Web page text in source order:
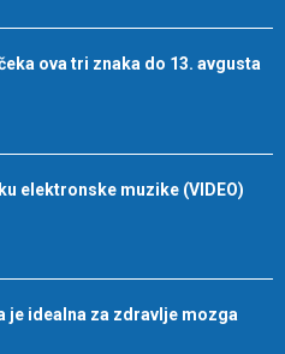
ova tri znaka do 13. avgusta
elektronske muzike (VIDEO)
je idealna za zdravlje mozga